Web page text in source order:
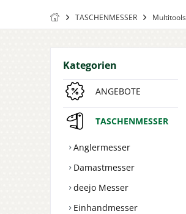
TASCHENMESSER Multitools
Kategorien
ANGEBOTE
TASCHENMESSER
Anglermesser
Damastmesser
deejo Messer
Einhandmesser